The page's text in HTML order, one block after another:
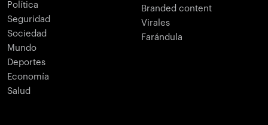
Política
Seguridad
Sociedad
Mundo
Deportes
Economía
Salud
Branded content
Virales
Farándula